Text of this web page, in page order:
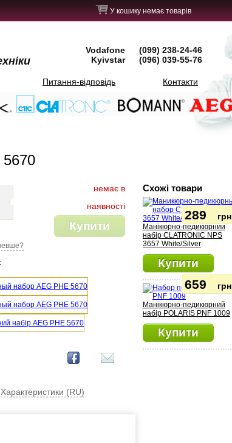
У кошику немає товарів
Vodafone
(099) 238-24-46
Kyivstar
(096) 039-55-76
Питання-відповідь Контакти
немає в
наявності
Купити
Характеристики (RU)
Схожі товари
Манікюрно-педикюрний
набір CLATRONIC NPS
3657 White/Silver
289 грн
Купити
Манікюрно-педикюрний
набір POLARIS PNF 1009
659 грн
Купити